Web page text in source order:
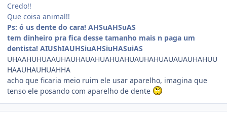
Credo!!
Que coisa animal!!
Ps: ó us dente do cara! AHSuAHSuAS
tem dinheiro pra fica desse tamanho mais n paga um
dentista! AIUShIAUHSiuAHSiuHASuiAS
UHAAHUHUAAUHAUHAUAHUAHUAHUAUHAHUAUAUAUHAHUU
HAAUHAUHUAHHA
acho que ficaria meio ruim ele usar aparelho, imagina que
tenso ele posando com aparelho de dente